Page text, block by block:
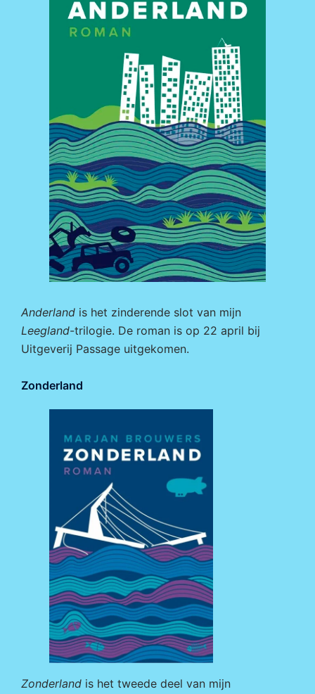
Anderland is het zinderende slot van mijn
Leegland-trilogie. De roman is op 22 april bij
Uitgeverij Passage uitgekomen.
Zonderland
Zonderland is het tweede deel van mijn